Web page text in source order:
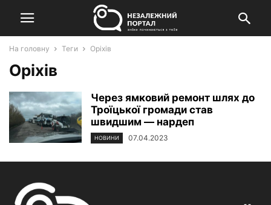
На головну Теги Оріхів
Оріхів
Через ямковий ремонт шлях до
Троїцької громади став
швидшим — нардеп
НОВИНИ 07.04.2023